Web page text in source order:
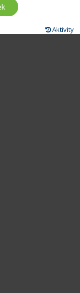
Aktivity